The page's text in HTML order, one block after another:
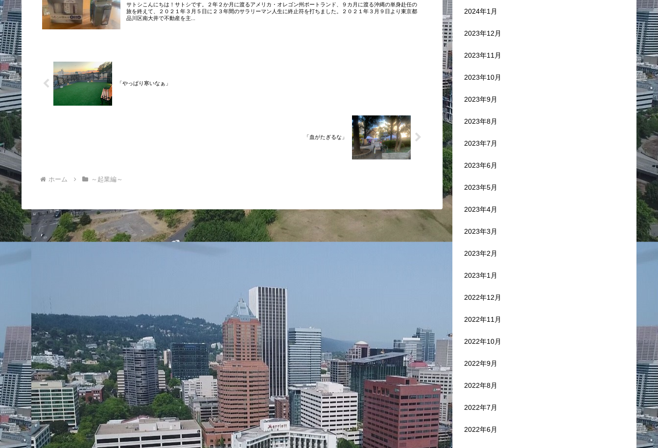
サトシこんにちは！サトシです。２年２か月に渡るアメリカ・オレゴン州ポートランド、９カ月に渡る沖縄の単身赴任の
旅を終えて、２０２１年３月５日に２３年間のサラリーマン人生に終止符を打ちました。２０２１年３月９日より東京都
品川区南大井で不動産を主...
「やっぱり寒いなぁ」
「血がたぎるな」
ホーム ～起業編～
2024年1月
2023年12月
2023年11月
2023年10月
2023年9月
2023年8月
2023年7月
2023年6月
2023年5月
2023年4月
2023年3月
2023年2月
2023年1月
2022年12月
2022年11月
2022年10月
2022年9月
2022年8月
2022年7月
2022年6月